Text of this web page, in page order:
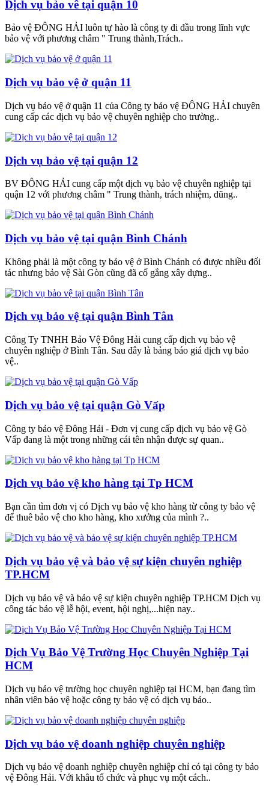
Dịch vụ bảo vê tại quận 10
Bảo vệ ĐÔNG HẢI luôn tự hào là công ty đi đầu trong lĩnh vực
bảo vệ với phương châm " Trung thành,Trách..
Dịch vụ bảo vệ ở quận 11
Dịch vụ bảo vệ ở quận 11 của Công ty bảo vệ ĐÔNG HẢI chuyên
cung cấp các dịch vụ bảo vệ chuyên nghiệp cho trường..
Dịch vụ bảo vệ tại quận 12
BV ĐÔNG HẢI cung cấp một dịch vụ bảo vệ chuyên nghiệp tại
quận 12 với phương châm " Trung thành, trách nhiệm, dũng..
Dịch vụ bảo vệ tại quận Bình Chánh
Không phải là một công ty bảo vệ ở Bình Chánh có được nhiều đối
tác nhưng bảo vệ Sài Gòn cũng đã cố gắng xây dựng..
Dịch vụ bảo vệ tại quận Bình Tân
Công Ty TNHH Bảo Vệ Đông Hải cung cấp dịch vụ bảo vệ
chuyên nghiệp ở Bình Tân. Sau đây là bảng báo giá dịch vụ bảo
vệ..
Dịch vụ bảo vệ tại quận Gò Vấp
Công ty bảo vệ Đông Hải - Đơn vị cung cấp dịch vụ bảo vệ Gò
Vấp đang là một trong những cái tên nhận được sự quan..
Dịch vụ bảo vệ kho hàng tại Tp HCM
Bạn cần tìm đơn vị có Dịch vụ bảo vệ kho hàng từ công ty bảo vệ
để thuê bảo vệ cho kho hàng, kho xưởng của mình ?..
Dịch vụ bảo vệ và bảo vệ sự kiện chuyên nghiệp
TP.HCM
Dịch vụ bảo vệ và bảo vệ sự kiện chuyên nghiệp TP.HCM Dịch vụ
công tác bảo vệ lễ hội, event, hội nghị,...hiện nay..
Dịch Vụ Bảo Vệ Trường Học Chuyên Nghiệp Tại
HCM
Dịch vụ bảo vệ trường học chuyên nghiệp tại HCM, bạn đang tìm
nhân viên bảo vệ hoặc công ty bảo vệ có dịch vụ bảo..
Dịch vụ bảo vệ doanh nghiệp chuyên nghiệp
Dịch vụ bảo vệ doanh nghiệp chuyên nghiệp chỉ có tại công ty bảo
vệ Đông Hải. Với khâu tổ chức và phục vụ một cách..